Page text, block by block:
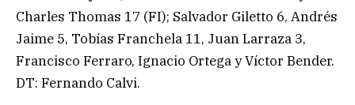
Charles Thomas 17 (FI); Salvador Giletto 6, Andrés
Jaime 5, Tobías Franchela 11, Juan Larraza 3,
Francisco Ferraro, Ignacio Ortega y Víctor Bender.
DT: Fernando Calvi.